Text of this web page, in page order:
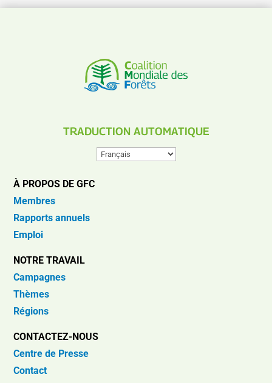
TRADUCTION AUTOMATIQUE
À PROPOS DE GFC
Membres
Rapports annuels
Emploi
NOTRE TRAVAIL
Campagnes
Thèmes
Régions
CONTACTEZ-NOUS
Centre de Presse
Contact